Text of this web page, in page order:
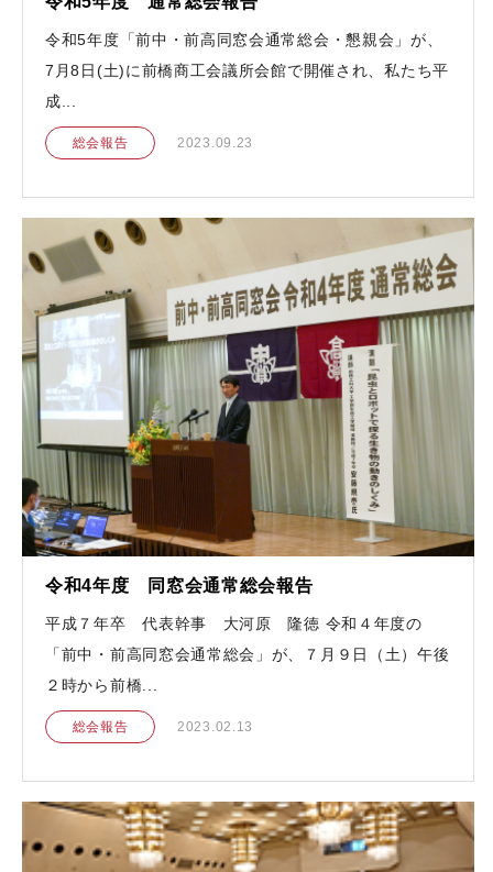
令和5年度「前中・前高同窓会通常総会・懇親会」が、
7月8日(土)に前橋商工会議所会館で開催され、私たち平
成...
総会報告 2023.09.23
令和4年度 同窓会通常総会報告
平成７年卒 代表幹事 大河原 隆徳 令和４年度の
「前中・前高同窓会通常総会」が、７月９日（土）午後
２時から前橋...
総会報告 2023.02.13